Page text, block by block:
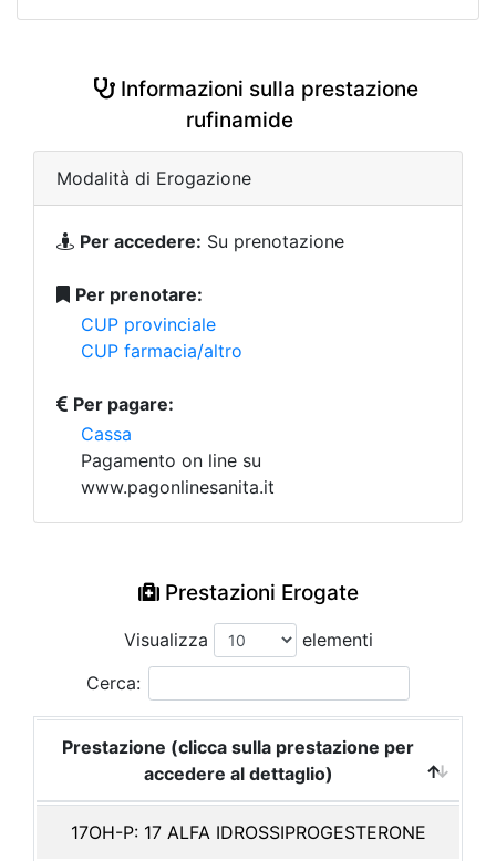
Informazioni sulla prestazione
rufinamide
Modalità di Erogazione
Per accedere: Su prenotazione
Per prenotare:
CUP provinciale
CUP farmacia/altro
Per pagare:
Cassa
Pagamento on line su
www.pagonlinesanita.it
Prestazioni Erogate
Visualizza
elementi
Cerca:
Prestazione (clicca sulla prestazione per
accedere al dettaglio)
17OH-P: 17 ALFA IDROSSIPROGESTERONE